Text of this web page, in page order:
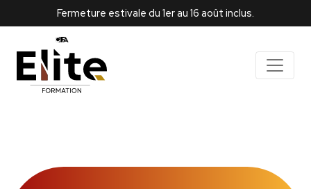
Fermeture estivale du 1er au 16 août inclus.